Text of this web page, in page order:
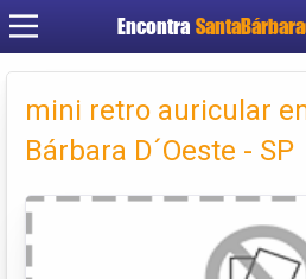
Encontra
Criar
mini retro auricular
Bárbara D´Oeste - SP